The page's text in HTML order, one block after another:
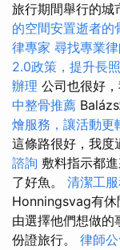
旅行期間舉行的城
的空間安置逝者的
律專家 尋找專業
2.0政策，提升長
辦理 公司也很好
中整骨推薦
燴服務，讓活動更
這條路很好，我度
諮詢 敷料指示都
了好魚。 清潔工
Honningsvag有休
由選擇他們想做
份證旅行。 律師